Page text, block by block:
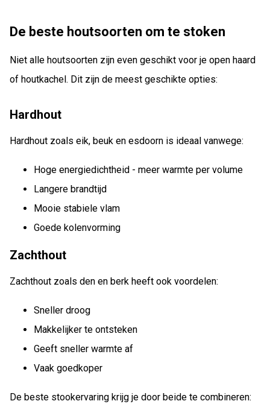
De beste houtsoorten om te stoken
Niet alle houtsoorten zijn even geschikt voor je open haard
of houtkachel. Dit zijn de meest geschikte opties:
Hardhout
Hardhout zoals eik, beuk en esdoorn is ideaal vanwege:
Hoge energiedichtheid - meer warmte per volume
Langere brandtijd
Mooie stabiele vlam
Goede kolenvorming
Zachthout
Zachthout zoals den en berk heeft ook voordelen:
Sneller droog
Makkelijker te ontsteken
Geeft sneller warmte af
Vaak goedkoper
De beste stookervaring krijg je door beide te combineren: